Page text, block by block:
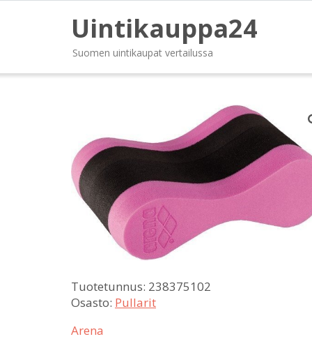
Uintikauppa24
Suomen uintikaupat vertailussa
Tuotetunnus: 238375102
Osasto: Pullarit
Arena